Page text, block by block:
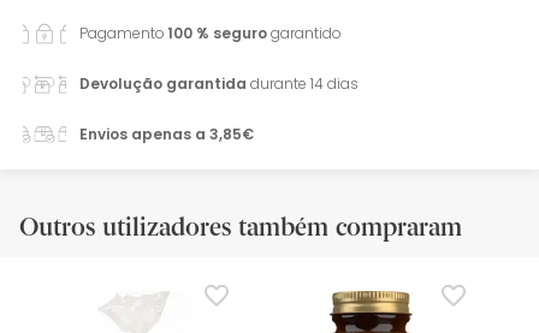
Pagamento100 % segurogarantido
Devolução garantida durante 14 dias
Envios apenas a 3,85€
Outros utilizadores também compraram